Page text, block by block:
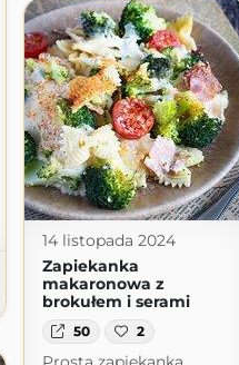
14 listopada 2024
Zapiekanka
makaronowa z
brokułem i serami
50 2